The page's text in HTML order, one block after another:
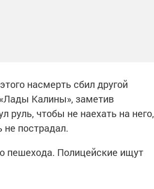
насмерть сбил другой
Калины», заметив
руль, чтобы не наехать на него,
не пострадал.
пешехода. Полицейские ищут